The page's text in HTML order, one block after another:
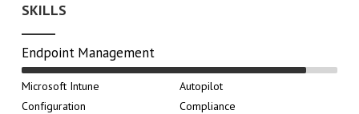
SKILLS
Endpoint Management
Microsoft Intune
Autopilot
Configuration
Compliance